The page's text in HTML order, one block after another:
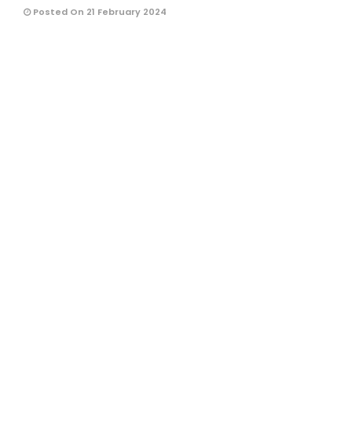
Posted On 21 February 2024